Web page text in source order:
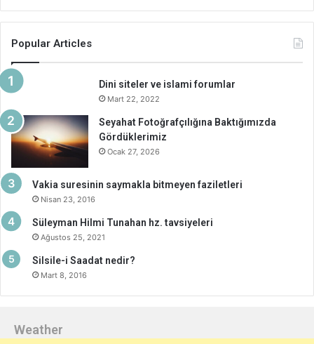
Popular Articles
Dini siteler ve islami forumlar
Mart 22, 2022
Seyahat Fotoğrafçılığına Baktığımızda
Gördüklerimiz
Ocak 27, 2026
Vakia suresinin saymakla bitmeyen faziletleri
Nisan 23, 2016
Süleyman Hilmi Tunahan hz. tavsiyeleri
Ağustos 25, 2021
Silsile-i Saadat nedir?
Mart 8, 2016
Weather